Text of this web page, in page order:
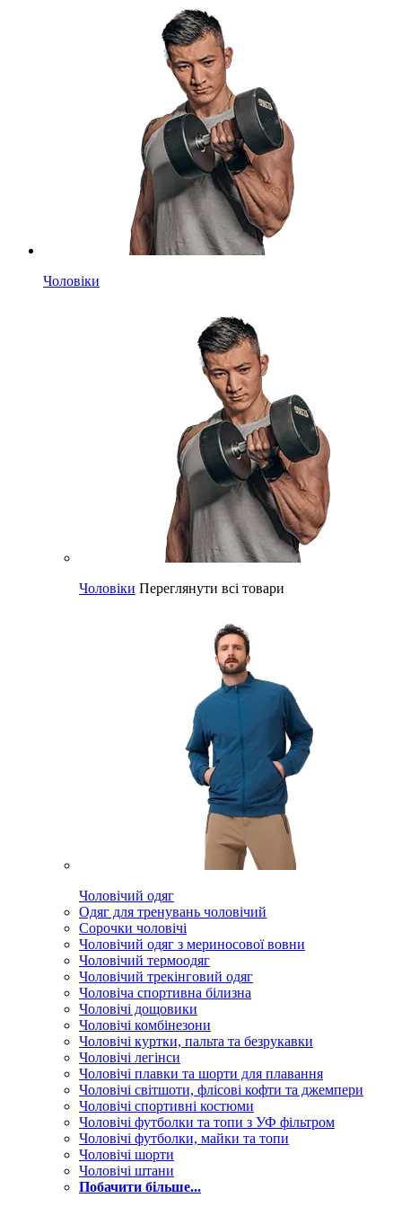
Чоловіки
Чоловіки Переглянути всі товари
Чоловічий одяг
Одяг для тренувань чоловічий
Сорочки чоловічі
Чоловічий одяг з мериносової вовни
Чоловічий термоодяг
Чоловічий трекінговий одяг
Чоловіча спортивна білизна
Чоловічі дощовики
Чоловічі комбінезони
Чоловічі куртки, пальта та безрукавки
Чоловічі легінси
Чоловічі плавки та шорти для плавання
Чоловічі світшоти, флісові кофти та джемпери
Чоловічі спортивні костюми
Чоловічі футболки та топи з УФ фільтром
Чоловічі футболки, майки та топи
Чоловічі шорти
Чоловічі штани
Побачити більше...